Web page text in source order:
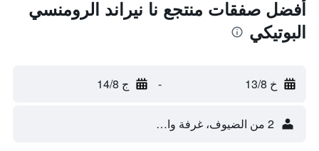
أفضل صفقات منتجع نا نيراند الرومنسي
البوتيكي
خ 13/8 - ج 14/8
2 من الضيوف، غرفة واحدة